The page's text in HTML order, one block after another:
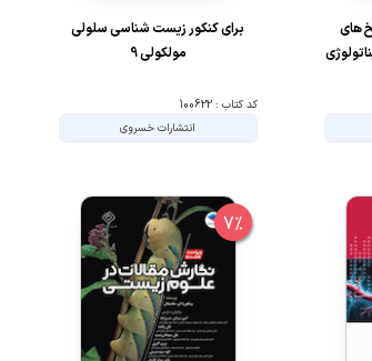
های
برای کنکور زیست شناسی سلولی
مولکولی 9
کد کتاب : 100622
انتشارات خسروی
7%